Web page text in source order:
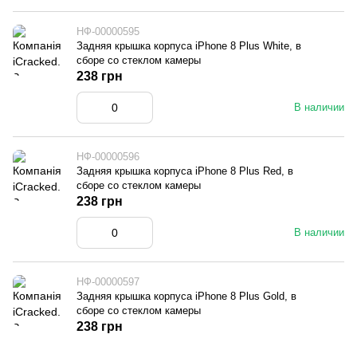
НФ-00000595
Задняя крышка корпуса iPhone 8 Plus White, в
сборе со стеклом камеры
В наличии
238 грн
НФ-00000596
Задняя крышка корпуса iPhone 8 Plus Red, в
сборе со стеклом камеры
В наличии
238 грн
НФ-00000597
Задняя крышка корпуса iPhone 8 Plus Gold, в
сборе со стеклом камеры
238 грн